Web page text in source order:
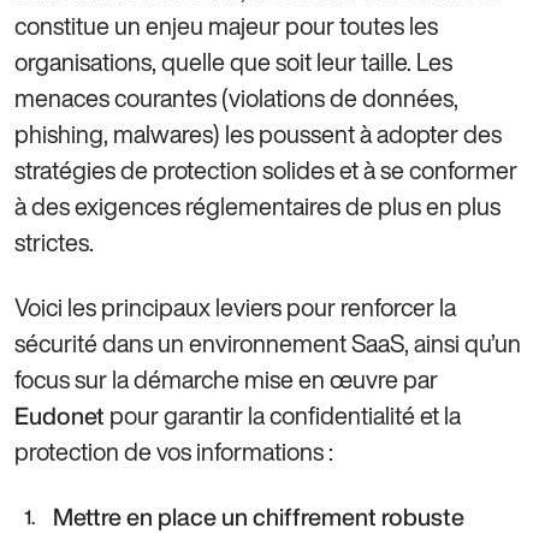
constitue un enjeu majeur pour toutes les
organisations, quelle que soit leur taille. Les
menaces courantes (violations de données,
phishing, malwares) les poussent à adopter des
stratégies de protection solides et à se conformer
à des exigences réglementaires de plus en plus
strictes.
Voici les principaux leviers pour renforcer la
sécurité dans un environnement SaaS, ainsi qu’un
focus sur la démarche mise en œuvre par
Eudonet pour garantir la confidentialité et la
protection de vos informations :
Mettre en place un chiffrement robuste